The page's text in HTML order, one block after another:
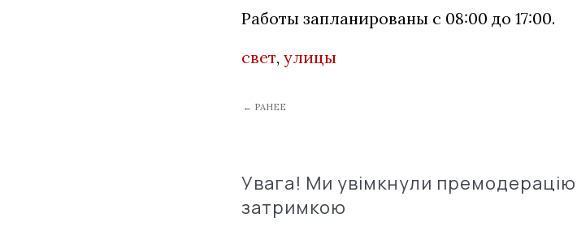
Работы запланированы с 08:00 до 17:00.
свет, улицы
← РАНЕЕ
Увага! Ми увімкнули
затримкою